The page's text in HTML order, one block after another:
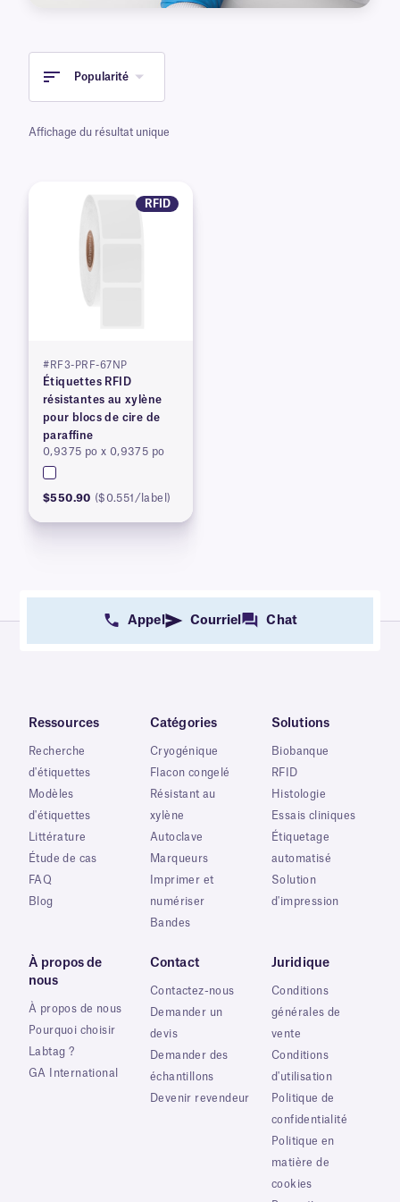
Popularité
Affichage du résultat unique
RFID
#RF3-PRF-67NP
Étiquettes RFID
résistantes au xylène
pour blocs de cire de
paraffine
0,9375 po x 0,9375 po
$550.90 ($0.551/label)
Appel Courriel Chat
Ressources
Recherche
d'étiquettes
Modèles
d'étiquettes
Littérature
Étude de cas
FAQ
Blog
Catégories
Cryogénique
Flacon congelé
Résistant au
xylène
Autoclave
Marqueurs
Imprimer et
numériser
Bandes
Solutions
Biobanque
RFID
Histologie
Essais cliniques
Étiquetage
automatisé
Solution
d'impression
À propos de
nous
À propos de nous
Pourquoi choisir
Labtag ?
GA International
Contact
Contactez-nous
Demander un
devis
Demander des
échantillons
Devenir revendeur
Juridique
Conditions
générales de
vente
Conditions
d'utilisation
Politique de
confidentialité
Politique en
matière de
cookies